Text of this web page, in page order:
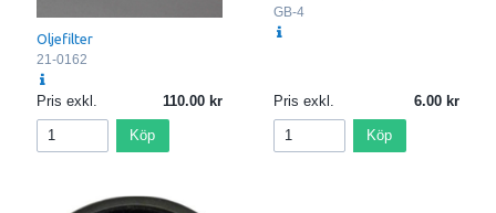
Oljefilter
21-0162
Pris exkl. 110.00
Köp
GB-4
Pris exkl. 6.00
Köp